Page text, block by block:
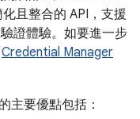
且整合的 API，支援
證體驗。如要進一步
Credential Manager
主要優點包括：